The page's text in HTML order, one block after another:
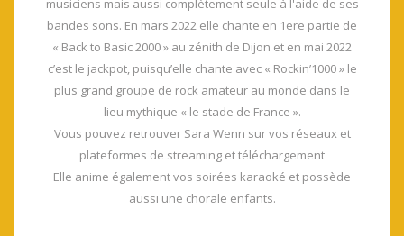
bandes sons. En mars 2022 elle chante en 1ere partie de
« Back to Basic 2000 » au zénith de Dijon et en mai 2022
c’est le jackpot, puisqu’elle chante avec « Rockin’1000 » le
plus grand groupe de rock amateur au monde dans le
lieu mythique « le stade de France ».
Vous pouvez retrouver Sara Wenn sur vos réseaux et
plateformes de streaming et téléchargement
Elle anime également vos soirées karaoké et possède
aussi une chorale enfants.